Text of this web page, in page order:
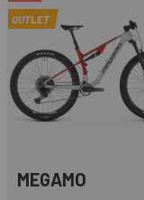
OUTLET
MEGAMO